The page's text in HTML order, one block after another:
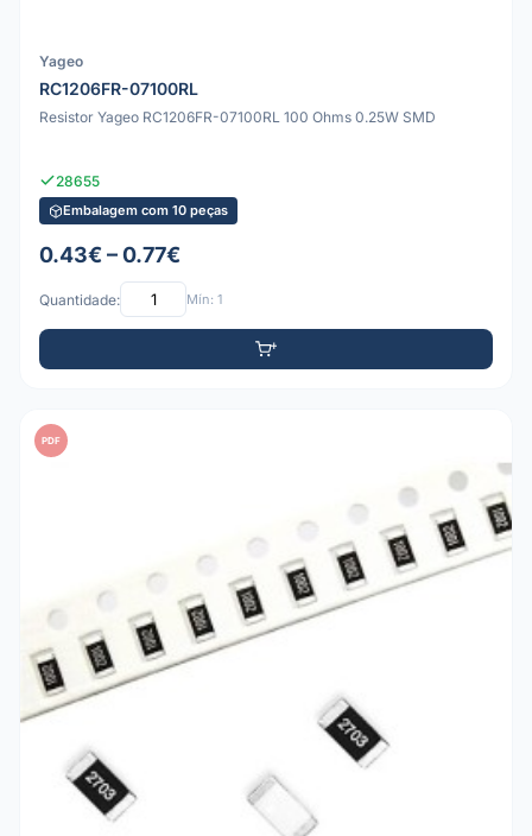
Yageo
RC1206FR-07100RL
Resistor Yageo RC1206FR-07100RL 100 Ohms 0.25W SMD
28655
Embalagem com 10 peças
0.43€ – 0.77€
Quantidade: Mín: 1
PDF